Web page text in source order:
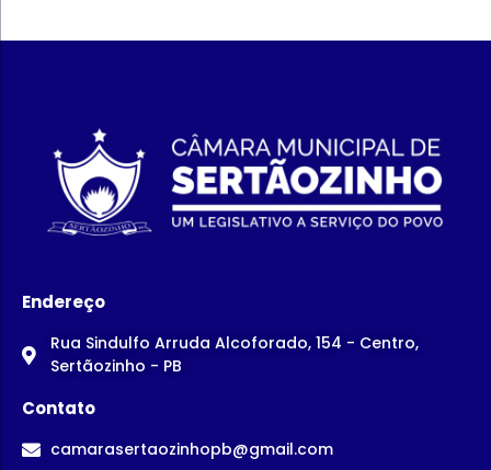
Endereço
Rua Sindulfo Arruda Alcoforado, 154 - Centro,
Sertãozinho - PB
Contato
camarasertaozinhopb@gmail.com